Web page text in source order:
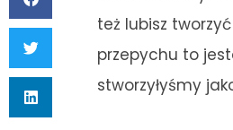
też lubisz
przepychu to
stworzyłyśmy